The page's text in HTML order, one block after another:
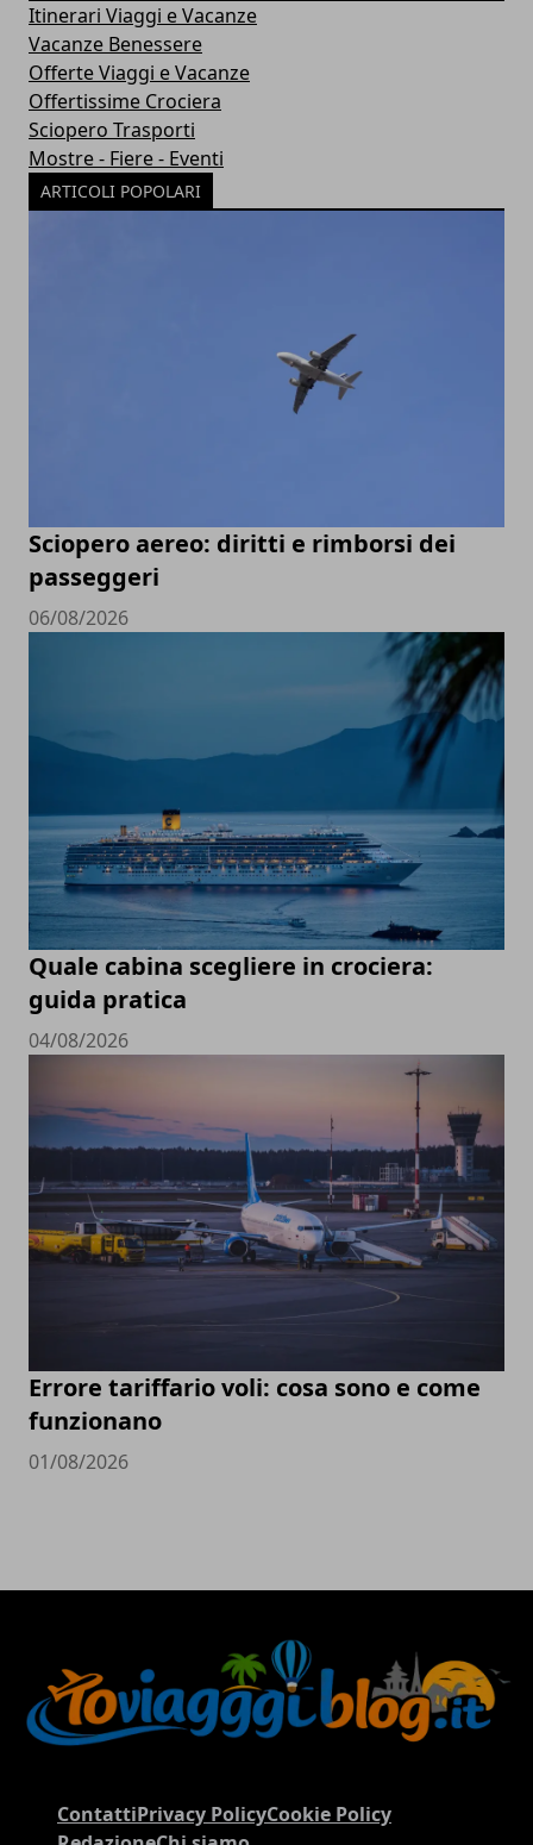
Itinerari Viaggi e Vacanze
Vacanze Benessere
Offerte Viaggi e Vacanze
Offertissime Crociera
Sciopero Trasporti
Mostre - Fiere - Eventi
ARTICOLI POPOLARI
Sciopero aereo: diritti e rimborsi dei
passeggeri
06/08/2026
Quale cabina scegliere in crociera:
guida pratica
04/08/2026
Errore tariffario voli: cosa sono e come
funzionano
01/08/2026
ContattiPrivacy PolicyCookie Policy